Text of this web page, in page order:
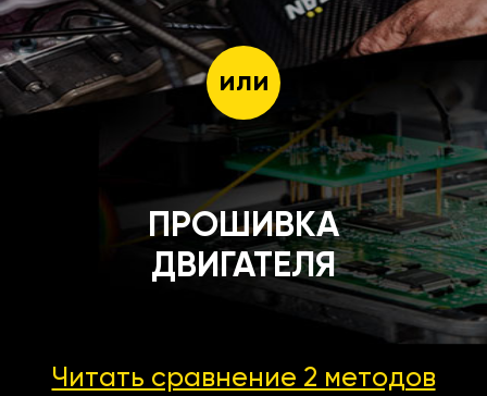
или
ПРОШИВКА
ДВИГАТЕЛЯ
Читать сравнение 2 методов